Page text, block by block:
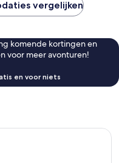
vergelijken
komende kortingen en
voor meer avonturen!
en voor niets